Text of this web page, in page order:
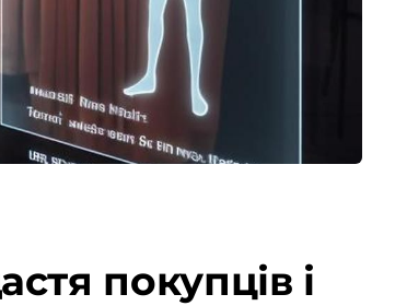
покупців і